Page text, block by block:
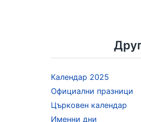
Календар 2025
Официални празници
Църковен календар
Именни дни